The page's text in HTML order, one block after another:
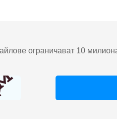
ограничават 10